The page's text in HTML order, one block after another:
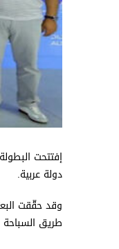
دولة عربية.
طريق السباحة